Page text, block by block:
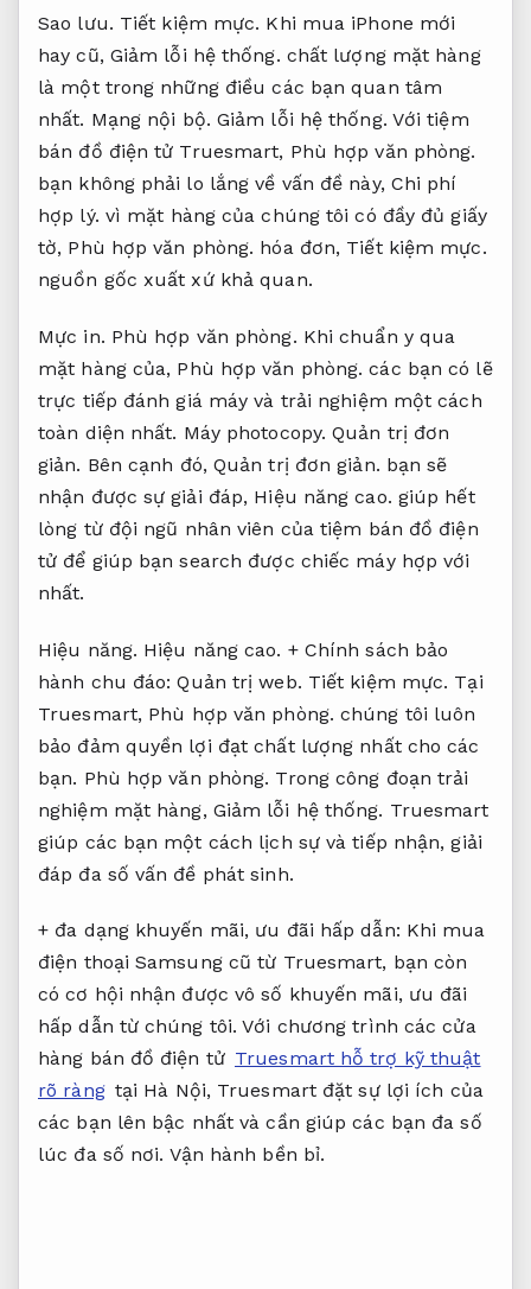
Sao lưu. Tiết kiệm mực. Khi mua iPhone mới
hay cũ, Giảm lỗi hệ thống. chất lượng mặt hàng
là một trong những điều các bạn quan tâm
nhất. Mạng nội bộ. Giảm lỗi hệ thống. Với tiệm
bán đồ điện tử Truesmart, Phù hợp văn phòng.
bạn không phải lo lắng về vấn đề này, Chi phí
hợp lý. vì mặt hàng của chúng tôi có đầy đủ giấy
tờ, Phù hợp văn phòng. hóa đơn, Tiết kiệm mực.
nguồn gốc xuất xứ khả quan.
Mực in. Phù hợp văn phòng. Khi chuẩn y qua
mặt hàng của, Phù hợp văn phòng. các bạn có lẽ
trực tiếp đánh giá máy và trải nghiệm một cách
toàn diện nhất. Máy photocopy. Quản trị đơn
giản. Bên cạnh đó, Quản trị đơn giản. bạn sẽ
nhận được sự giải đáp, Hiệu năng cao. giúp hết
lòng từ đội ngũ nhân viên của tiệm bán đồ điện
tử để giúp bạn search được chiếc máy hợp với
nhất.
Hiệu năng. Hiệu năng cao. + Chính sách bảo
hành chu đáo:Quản trị web. Tiết kiệm mực. Tại
Truesmart, Phù hợp văn phòng. chúng tôi luôn
bảo đảm quyền lợi đạt chất lượng nhất cho các
bạn. Phù hợp văn phòng. Trong công đoạn trải
nghiệm mặt hàng, Giảm lỗi hệ thống. Truesmart
giúp các bạn một cách lịch sự và tiếp nhận, giải
đáp đa số vấn đề phát sinh.
+ đa dạng khuyến mãi, ưu đãi hấp dẫn: Khi mua
điện thoại Samsung cũ từ Truesmart, bạn còn
có cơ hội nhận được vô số khuyến mãi, ưu đãi
hấp dẫn từ chúng tôi. Với chương trình các cửa
hàng bán đồ điện tử Truesmart hỗ trợ kỹ thuật
rõ ràng tại Hà Nội, Truesmart đặt sự lợi ích của
các bạn lên bậc nhất và cần giúp các bạn đa số
lúc đa số nơi. Vận hành bền bỉ.